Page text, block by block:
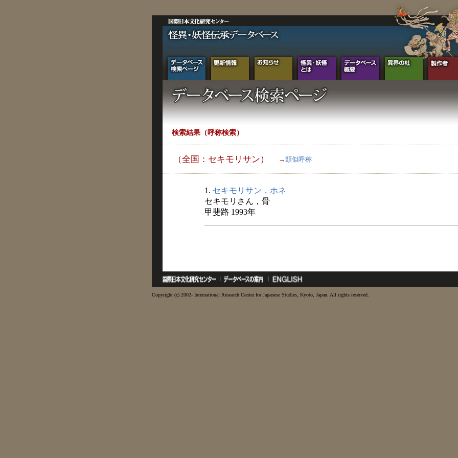
検索結果（呼称検索）
（全国：セキモリサン） →類似呼称
1. セキモリサン，ホネ
セキモリさん，骨
甲斐路 1993年
Copyright (c) 2002- International Research Center for Japanese Studies, Kyoto, Japan. All rights reserved.